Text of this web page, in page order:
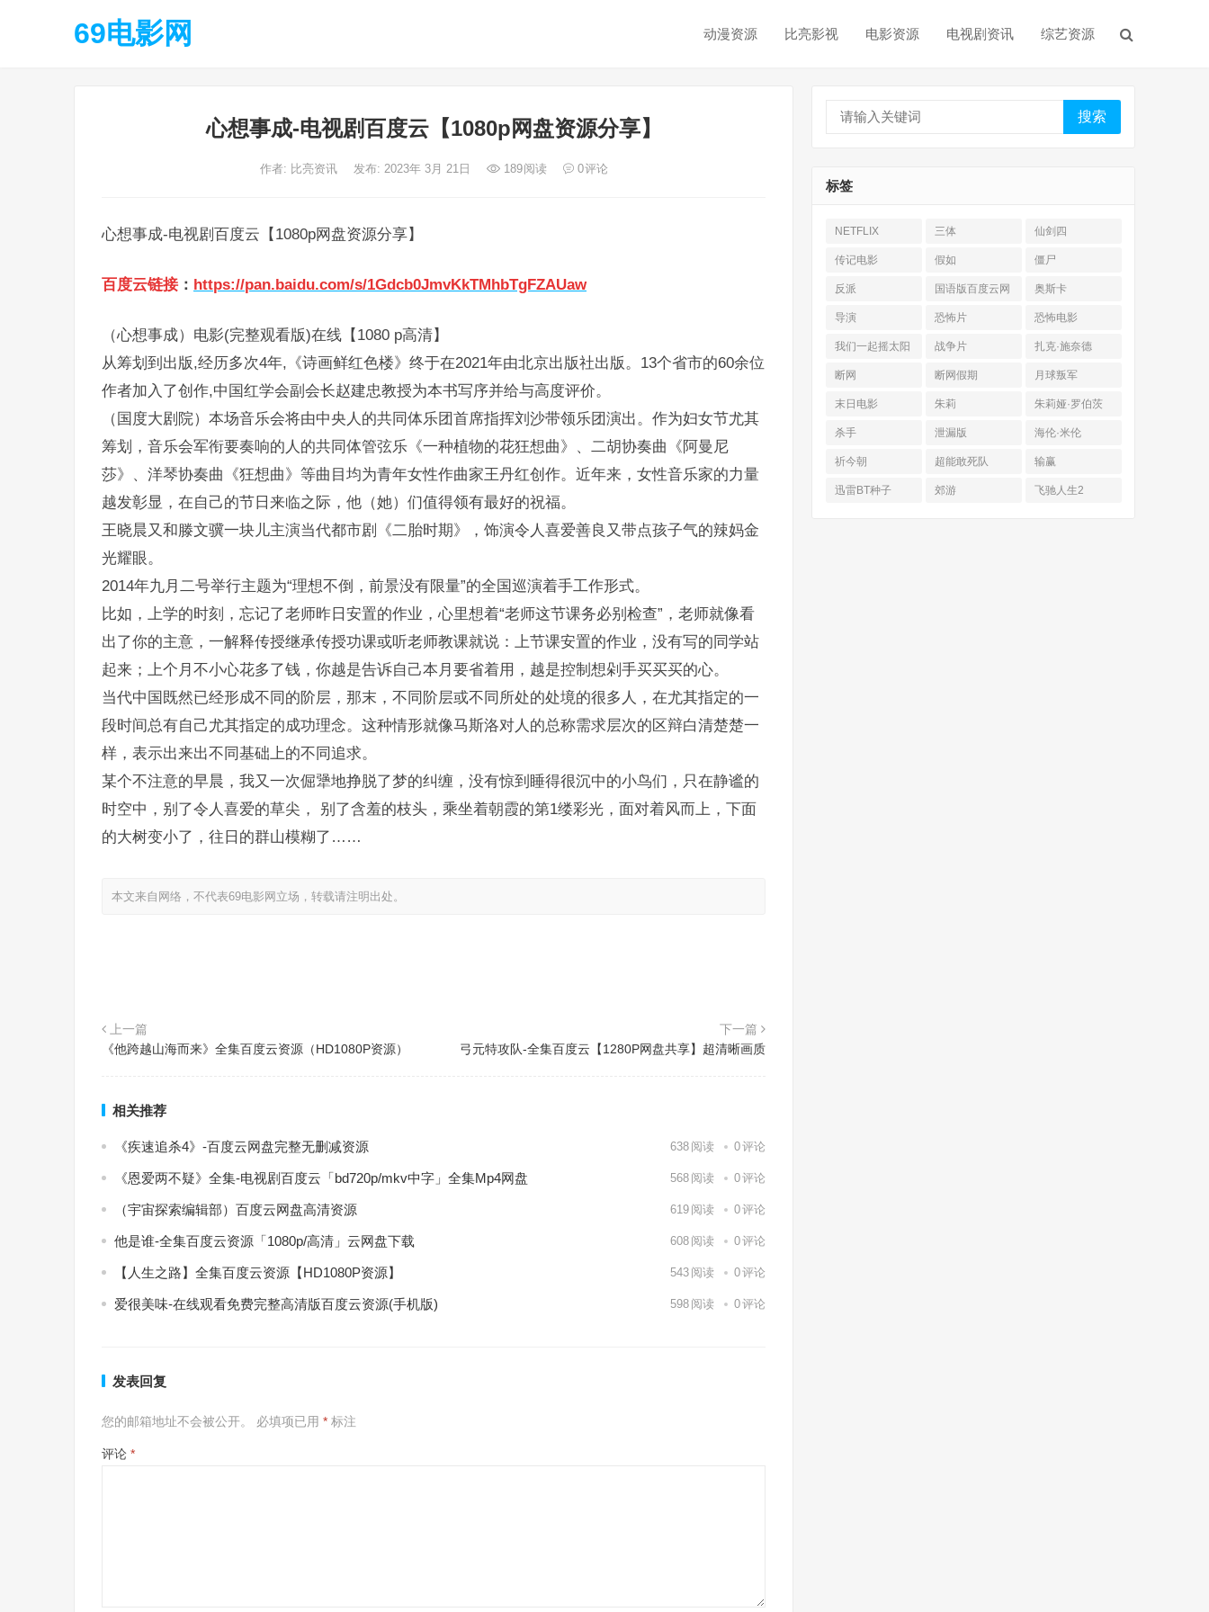
69电影网 动漫资源 比亮影视 电影资源 电视剧资讯 综艺资源
心想事成-电视剧百度云【1080p网盘资源分享】
作者: 比亮资讯 发布: 2023年 3月 21日 189阅读 0评论
心想事成-电视剧百度云【1080p网盘资源分享】
百度云链接 ： https://pan.baidu.com/s/1Gdcb0JmvKkTMhbTgFZAUaw
（心想事成）电影(完整观看版)在线【1080 p高清】
从筹划到出版,经历多次4年,《诗画鲜红色楼》终于在2021年由北京出版社出版。13个省市的60余位
作者加入了创作,中国红学会副会长赵建忠教授为本书写序并给与高度评价。
（国度大剧院）本场音乐会将由中央人的共同体乐团首席指挥刘沙带领乐团演出。作为妇女节尤其
筹划，音乐会军衔要奏响的人的共同体管弦乐《一种植物的花狂想曲》、二胡协奏曲《阿曼尼
莎》、洋琴协奏曲《狂想曲》等曲目均为青年女性作曲家王丹红创作。近年来，女性音乐家的力量
越发彰显，在自己的节日来临之际，他（她）们值得领有最好的祝福。
王晓晨又和滕文骥一块儿主演当代都市剧《二胎时期》，饰演令人喜爱善良又带点孩子气的辣妈金
光耀眼。
2014年九月二号举行主题为“理想不倒，前景没有限量”的全国巡演着手工作形式。
比如，上学的时刻，忘记了老师昨日安置的作业，心里想着“老师这节课务必别检查”，老师就像看
出了你的主意，一解释传授继承传授功课或听老师教课就说：上节课安置的作业，没有写的同学站
起来；上个月不小心花多了钱，你越是告诉自己本月要省着用，越是控制想剁手买买买的心。
当代中国既然已经形成不同的阶层，那末，不同阶层或不同所处的处境的很多人，在尤其指定的一
段时间总有自己尤其指定的成功理念。这种情形就像马斯洛对人的总称需求层次的区辩白清楚楚一
样，表示出来出不同基础上的不同追求。
某个不注意的早晨，我又一次倔犟地挣脱了梦的纠缠，没有惊到睡得很沉中的小鸟们，只在静谧的
时空中，别了令人喜爱的草尖， 别了含羞的枝头，乘坐着朝霞的第1缕彩光，面对着风而上，下面
的大树变小了，往日的群山模糊了……
本文来自网络，不代表69电影网立场，转载请注明出处。
上一篇
《他跨越山海而来》全集百度云资源（HD1080P资源）
下一篇
弓元特攻队-全集百度云【1280P网盘共享】超清晰画质
相关推荐
《疾速追杀4》-百度云网盘完整无删减资源 638 阅读 0评论
《恩爱两不疑》全集-电视剧百度云「bd720p/mkv中字」全集Mp4网盘 568 阅读 0评论
（宇宙探索编辑部）百度云网盘高清资源 619 阅读 0评论
他是谁-全集百度云资源「1080p/高清」云网盘下载 608 阅读 0评论
【人生之路】全集百度云资源【HD1080P资源】 543 阅读 0评论
爱很美味-在线观看免费完整高清版百度云资源(手机版) 598 阅读 0评论
发表回复
您的邮箱地址不会被公开。 必填项已用 * 标注
评论 *
搜索
标签
NETFLIX 三体 仙剑四
传记电影 假如 僵尸
反派
国语版百度云网
盘
奥斯卡
导演 恐怖片 恐怖电影
我们一起摇太阳 战争片 扎克·施奈德
断网 断网假期 月球叛军
末日电影 朱莉 朱莉娅·罗伯茨
杀手 泄漏版 海伦·米伦
祈今朝 超能敢死队 输赢
迅雷BT种子 郊游 飞驰人生2